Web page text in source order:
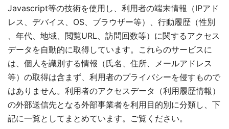
Javascript等の技術を使用し、利用者の端末情報（IPアド
レス、デバイス、OS、ブラウザー等）、行動履歴（性別
、年代、地域、閲覧URL、訪問回数等）に関するアクセス
データを自動的に取得しています。これらのサービスに
は、個人を識別する情報（氏名、住所、メールアドレス
等）の取得は含まず、利用者のプライバシーを侵すもので
はありません。利用者のアクセスデータ（利用履歴情報）
の外部送信先となる外部事業者を利用目的別に分類し、下
記に一覧としてまとめています。ご覧ください。